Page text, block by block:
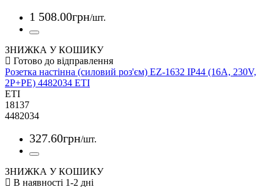
1 508.00грн/шт.
ЗНИЖКА У КОШИКУ
Розетка настінна (силовий роз'єм) EZ-1632 IP44 (16A, 230V,
2P+PE) 4482034 ETI
ETI
18137
4482034
327.60грн/шт.
ЗНИЖКА У КОШИКУ